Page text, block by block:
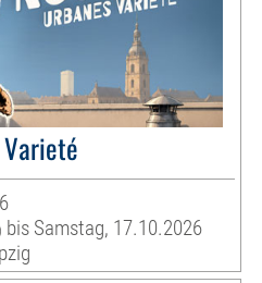
Varieté
bis Samstag, 17.10.2026